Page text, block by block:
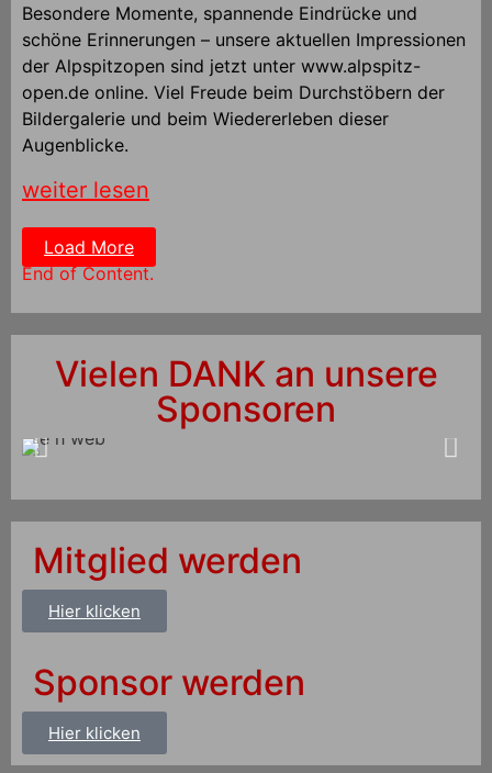
Besondere Momente, spannende Eindrücke und
schöne Erinnerungen – unsere aktuellen Impressionen
der Alpspitzopen sind jetzt unter www.alpspitz-
open.de online. Viel Freude beim Durchstöbern der
Bildergalerie und beim Wiedererleben dieser
Augenblicke.
weiter lesen
Load More
End of Content.
Vielen DANK an unsere
Sponsoren
Mitglied werden
Hier klicken
Sponsor werden
Hier klicken